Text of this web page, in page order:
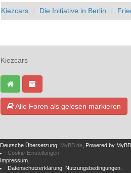
Kiezcars Die Initiative in Berlin
Kiezcars
Alle Foren als gelesen markieren
Deutsche Übersetzung: MyBB.de , Powered by MyBB
Cookie-Einstellungen
Impressum
Datenschutzerklärung Nutzungsbedingungen